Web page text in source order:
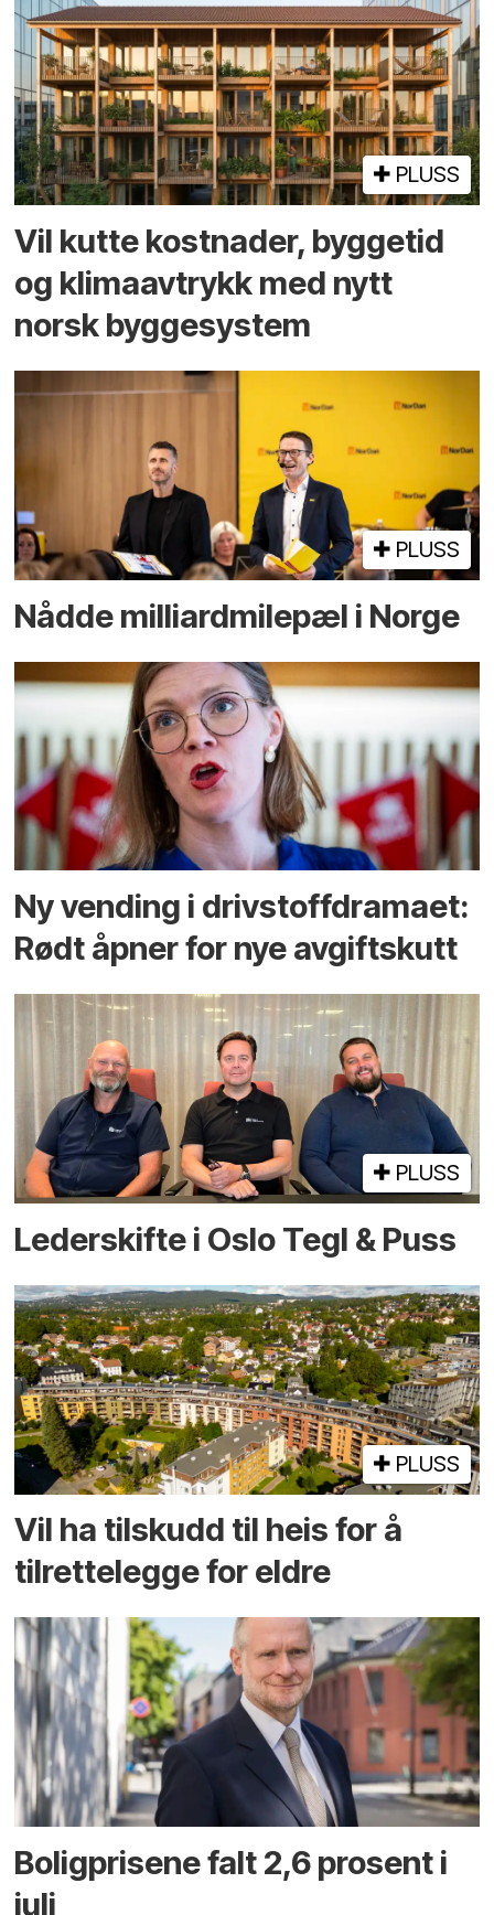
PLUSS
Vil kutte kostnader, byggetid
og klima­avtrykk med nytt
norsk bygge­system
PLUSS
Nådde milliard­­milepæl i Norge
Ny vending i drivstoffdramaet:
Rødt åpner for nye avgiftskutt
PLUSS
Lederskifte i Oslo Tegl & Puss
PLUSS
Vil ha tilskudd til heis for å
tilrettelegge for eldre
Boligprisene falt 2,6 prosent i
juli